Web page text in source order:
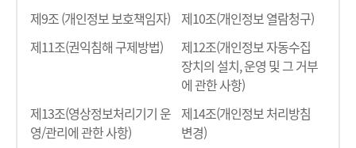
제9조 (개인정보 보호책임자) 제10조(개인정보 열람청구)
제11조(권익침해 구제방법)
제12조(개인정보 자동수집
장치의 설치, 운영 및 그 거부
에 관한 사항)
제13조(영상정보처리기기 운
영/관리에 관한 사항)
제14조(개인정보 처리방침
변경)